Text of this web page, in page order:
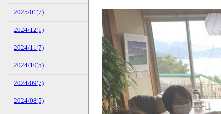
2025/01(7)
2024/12(1)
2024/11(7)
2024/10(5)
2024/09(7)
2024/08(5)